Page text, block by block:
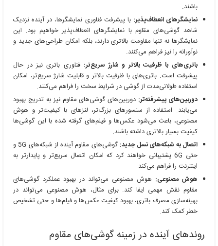
باشند.
نمایشگرهای انعطاف‌پذیر: با پیشرفت فناوری نمایشگرها، در آینده نزدیک
شاهد گوشی‌های مقاوم با نمایشگرهای انعطاف‌پذیر خواهیم بود. این
نمایشگرها نه تنها مقاومت بالاتری دارند، بلکه امکان طراحی‌های جدید و
نوآورانه را نیز فراهم می‌کنند.
باتری‌های با ظرفیت بالاتر و شارژ سریع‌تر: فناوری باتری نیز در حال
پیشرفت است. باتری‌های با ظرفیت بالاتر و قابلیت شارژ سریع‌تر، امکان
استفاده طولانی‌مدت از گوشی در شرایط سخت را فراهم می‌کنند.
دوربین‌های پیشرفته‌تر: دوربین‌های گوشی‌های مقاوم نیز به تدریج بهبود
می‌یابند. استفاده از سنسورهای بزرگ‌تر، لنزهای با کیفیت‌تر و هوش
مصنوعی، باعث می‌شود عکس‌ها و فیلم‌های گرفته شده با این گوشی‌ها
کیفیت بسیار بالاتری داشته باشند.
اتصال به شبکه‌های نسل جدید:
گوشی‌های مقاوم آینده از شبکه‌های 5G و
حتی 6G پشتیبانی خواهند کرد که امکان اتصال سریع‌تر و پایدارتر به
اینترنت را فراهم می‌کند.
هوش مصنوعی: هوش مصنوعی می‌تواند در بهبود عملکرد گوشی‌های
مقاوم نقش مهمی ایفا کند. برای مثال، هوش مصنوعی می‌تواند در
بهینه‌سازی مصرف باتری، بهبود کیفیت عکس‌ها و فیلم‌ها و حتی تشخیص
خطر کمک کند.
روندهای آینده در زمینه گوشی‌های مقاوم